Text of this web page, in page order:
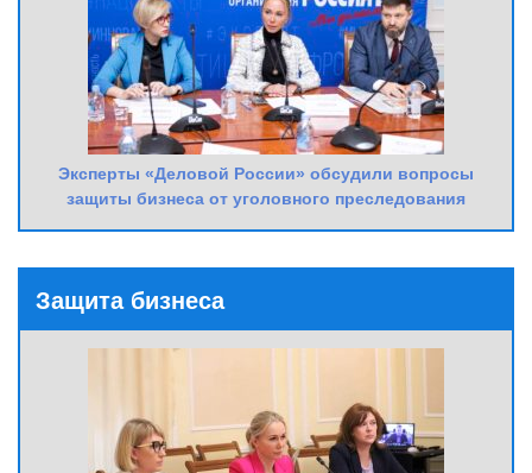
Эксперты «Деловой России» обсудили вопросы
защиты бизнеса от уголовного преследования
Защита бизнеса